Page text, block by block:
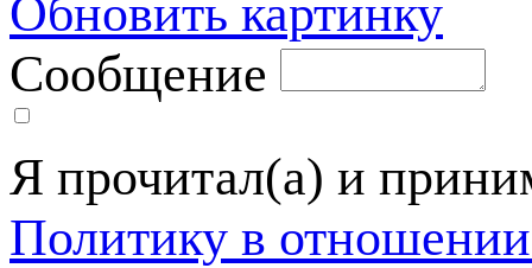
Обновить картинку
Сообщение
Я прочитал(а) и
Политику в